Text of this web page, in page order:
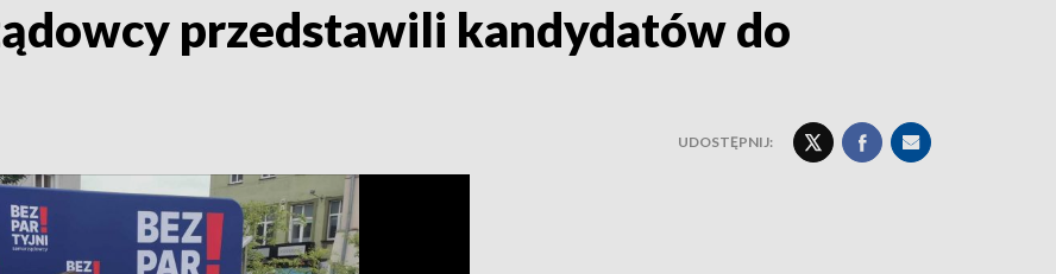
przedstawili kandydatów do
UDOSTĘPNIJ: